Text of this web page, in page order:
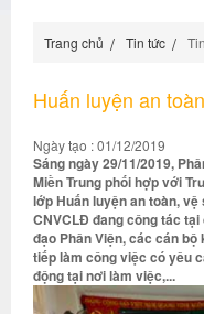
Trang chủ Tin tức
Huấn luyện an
Ngày tạo : 01/12/2019
Sáng ngày 29/11/2019,
Miền Trung phối hợp với
lớp Huấn luyện an toàn,
CNVCLĐ đang công tác
đạo Phân Viện, các cán
tiếp làm công việc có yêu
động tại nơi làm việc,...